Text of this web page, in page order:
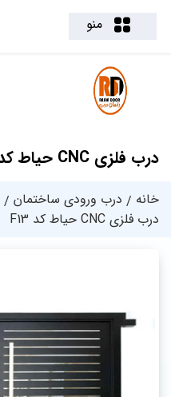
منو
درب فلزی CNC حیاط کد F13
خانه درب ورودی ساختمان
درب فلزی CNC حیاط کد F13